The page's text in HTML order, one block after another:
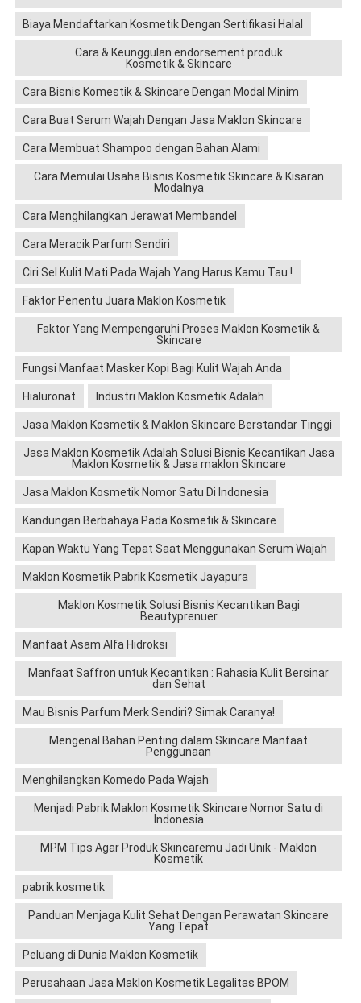
Biaya Mendaftarkan Kosmetik Dengan Sertifikasi Halal
Cara & Keunggulan endorsement produk
Kosmetik & Skincare
Cara Bisnis Komestik & Skincare Dengan Modal Minim
Cara Buat Serum Wajah Dengan Jasa Maklon Skincare
Cara Membuat Shampoo dengan Bahan Alami
Cara Memulai Usaha Bisnis Kosmetik Skincare & Kisaran
Modalnya
Cara Menghilangkan Jerawat Membandel
Cara Meracik Parfum Sendiri
Ciri Sel Kulit Mati Pada Wajah Yang Harus Kamu Tau !
Faktor Penentu Juara Maklon Kosmetik
Faktor Yang Mempengaruhi Proses Maklon Kosmetik &
Skincare
Fungsi Manfaat Masker Kopi Bagi Kulit Wajah Anda
Hialuronat Industri Maklon Kosmetik Adalah
Jasa Maklon Kosmetik & Maklon Skincare Berstandar Tinggi
Jasa Maklon Kosmetik Adalah Solusi Bisnis Kecantikan Jasa
Maklon Kosmetik & Jasa maklon Skincare
Jasa Maklon Kosmetik Nomor Satu Di Indonesia
Kandungan Berbahaya Pada Kosmetik & Skincare
Kapan Waktu Yang Tepat Saat Menggunakan Serum Wajah
Maklon Kosmetik Pabrik Kosmetik Jayapura
Maklon Kosmetik Solusi Bisnis Kecantikan Bagi
Beautyprenuer
Manfaat Asam Alfa Hidroksi
Manfaat Saffron untuk Kecantikan : Rahasia Kulit Bersinar
dan Sehat
Mau Bisnis Parfum Merk Sendiri? Simak Caranya!
Mengenal Bahan Penting dalam Skincare Manfaat
Penggunaan
Menghilangkan Komedo Pada Wajah
Menjadi Pabrik Maklon Kosmetik Skincare Nomor Satu di
Indonesia
MPM Tips Agar Produk Skincaremu Jadi Unik - Maklon
Kosmetik
pabrik kosmetik
Panduan Menjaga Kulit Sehat Dengan Perawatan Skincare
Yang Tepat
Peluang di Dunia Maklon Kosmetik
Perusahaan Jasa Maklon Kosmetik Legalitas BPOM